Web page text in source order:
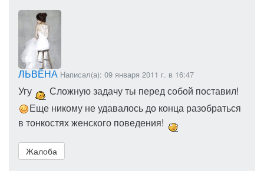
ЛЬВЁНА Написал(а): 09 января 2011 г. в 16:47
Угу
Сложную задачу ты перед собой поставил!
Еще никому не удавалось до конца разобраться
в тонкостях женского поведения!
Жалоба